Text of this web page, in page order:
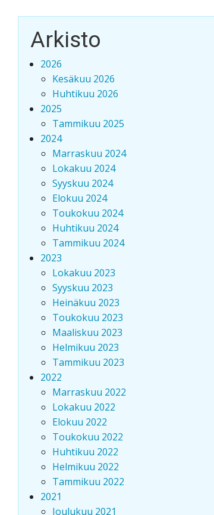
Arkisto
2026
Kesäkuu 2026
Huhtikuu 2026
2025
Tammikuu 2025
2024
Marraskuu 2024
Lokakuu 2024
Syyskuu 2024
Elokuu 2024
Toukokuu 2024
Huhtikuu 2024
Tammikuu 2024
2023
Lokakuu 2023
Syyskuu 2023
Heinäkuu 2023
Toukokuu 2023
Maaliskuu 2023
Helmikuu 2023
Tammikuu 2023
2022
Marraskuu 2022
Lokakuu 2022
Elokuu 2022
Toukokuu 2022
Huhtikuu 2022
Helmikuu 2022
Tammikuu 2022
2021
Joulukuu 2021